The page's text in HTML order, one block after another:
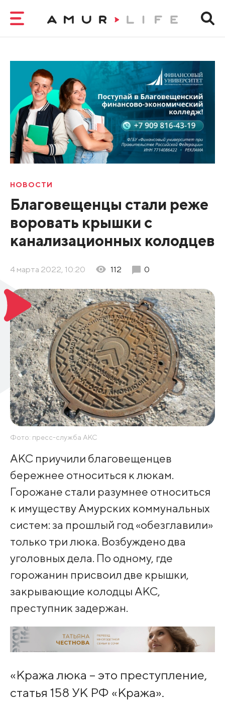
НОВОСТИ
Благовещенцы стали реже
воровать крышки с
канализационных колодцев
4 марта 2022, 10:20 112 0
Фото: пресс-служба АКС
АКС приучили благовещенцев
бережнее относиться к люкам.
Горожане стали разумнее относиться
к имуществу Амурских коммунальных
систем: за прошлый год «обезглавили»
только три люка. Возбуждено два
уголовных дела. По одному, где
горожанин присвоил две крышки,
закрывающие колодцы АКС,
преступник задержан.
«Кража люка – это преступление,
статья 158 УК РФ «Кража».